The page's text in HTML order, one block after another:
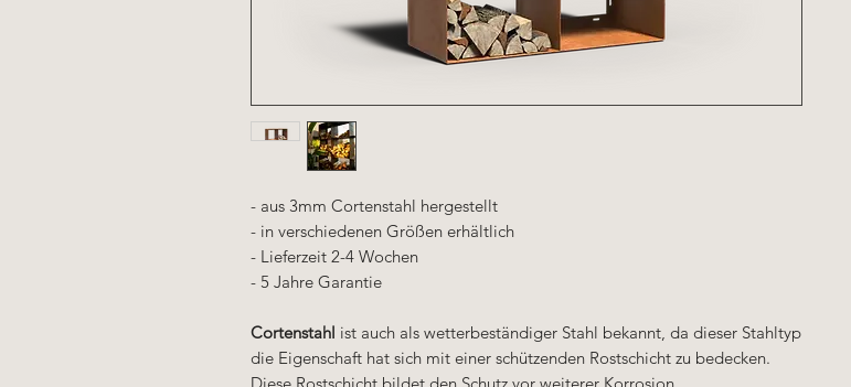
- aus 3mm Cortenstahl hergestellt
- in verschiedenen Größen erhältlich
- Lieferzeit 2-4 Wochen
- 5 Jahre Garantie
Cortenstahl ist auch als wetterbeständiger Stahl bekannt, da dieser Stahltyp
die Eigenschaft hat sich mit einer schützenden Rostschicht zu bedecken.